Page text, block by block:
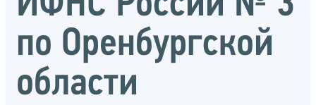
по Оренбургской
области